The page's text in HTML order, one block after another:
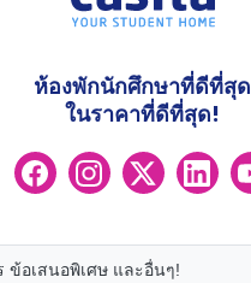
ห้องพักนักศึกษาที่ดีที่สุด
ในราคาที่ดีที่สุด!